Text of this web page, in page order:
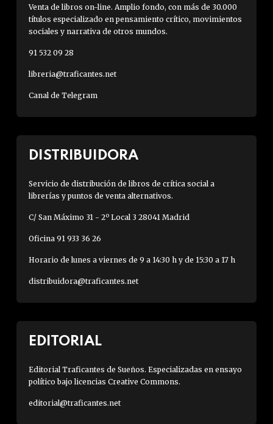
Venta de libros on-line. Amplio fondo, con más de 30.000
títulos especializado en pensamiento crítico, movimientos
sociales y narrativa de otros mundos.
91 532 09 28
libreria@traficantes.net
Canal de Telegram
DISTRIBUIDORA
Servicio de distribución de libros de crítica social a
librerías y puntos de venta alternativos.
C/ San Máximo 31 - 2º Local 3 28041 Madrid
Oficina 91 933 36 26
Horario de lunes a viernes de 9 a 14:30 h y de 15:30 a 17 h
distribuidora@traficantes.net
EDITORIAL
Editorial Traficantes de Sueños. Especializadas en ensayo
político bajo licencias Creative Commons.
editorial@traficantes.net